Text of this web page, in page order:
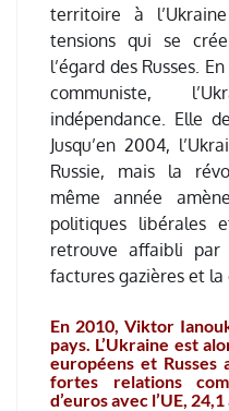
territoire à
tensions qui se
l’égard des Russes.
communiste,
indépendance. Elle
Jusqu’en 2004,
Russie, mais la
même année
politiques libérales
retrouve affaibli
factures gazières et la
En 2010, Viktor
pays. L’Ukraine est
européens et
fortes relations
d’euros avec l’UE,